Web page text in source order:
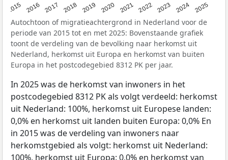
2015 2016 2017 2018 2019 2020 2021 2022 2023 2024 2025
Autochtoon of migratieachtergrond in Nederland voor de
periode van 2015 tot en met 2025: Bovenstaande grafiek
toont de verdeling van de bevolking naar herkomst uit
Nederland, herkomst uit Europa en herkomst van buiten
Europa in het postcodegebied 8312 PK per jaar.
In 2025 was de herkomst van inwoners in het
postcodegebied 8312 PK als volgt verdeeld: herkomst
uit Nederland: 100%, herkomst uit Europese landen:
0,0% en herkomst uit landen buiten Europa: 0,0% En
in 2015 was de verdeling van inwoners naar
herkomstgebied als volgt: herkomst uit Nederland:
100%, herkomst uit Europa: 0,0% en herkomst van